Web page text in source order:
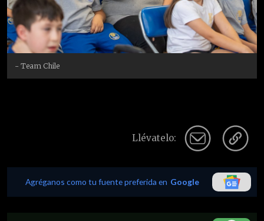
- Team Chile
Llévatelo:
Agréganos como tu fuente preferida en Google